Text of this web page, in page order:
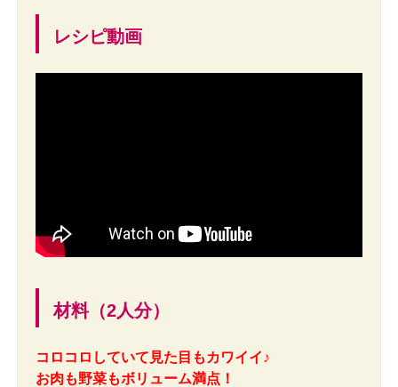
レシピ動画
材料（2人分）
コロコロしていて見た目もカワイイ♪
お肉も野菜もボリューム満点！